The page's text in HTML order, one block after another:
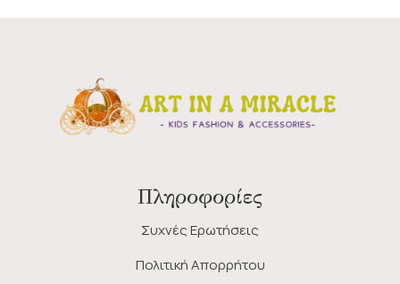
Πληροφορίες
Συχνές Ερωτήσεις
Πολιτική Απορρήτου